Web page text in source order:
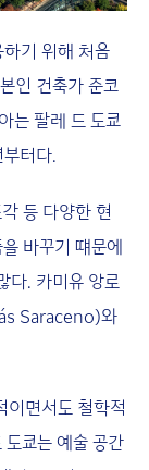
기 위해 처음
인 건축가 준코
는 팔레 드 도쿄
터다.
등 다양한 현
바꾸기 떄문에
다. 카미유 앙로
Saraceno)와
이면서도 철학적
쿄는 예술 공간